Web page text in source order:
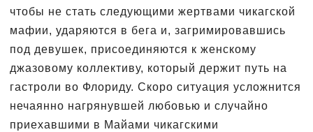
чтобы не стать следующими жертвами чикагской
мафии, ударяются в бега и, загримировавшись
под девушек, присоединяются к женскому
джазовому коллективу, который держит путь на
гастроли во Флориду. Скоро ситуация усложнится
нечаянно нагрянувшей любовью и случайно
приехавшими в Майами чикагскими